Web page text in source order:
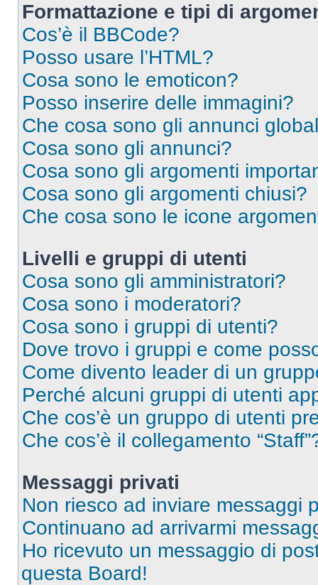
Formattazione e tipi di
Cos’è il BBCode?
Posso usare l’HTML?
Cosa sono le emoticon?
Posso inserire delle immagini?
Che cosa sono gli annunci
Cosa sono gli annunci?
Cosa sono gli argomenti
Cosa sono gli argomenti chiusi?
Che cosa sono le icone
Livelli e gruppi di utenti
Cosa sono gli amministratori?
Cosa sono i moderatori?
Cosa sono i gruppi di utenti?
Dove trovo i gruppi e come
Come divento leader di un
Perché alcuni gruppi di utenti
Che cos’è un gruppo di utenti
Che cos’è il collegamento
Messaggi privati
Non riesco ad inviare messaggi
Continuano ad arrivarmi
Ho ricevuto un messaggio di
questa Board!